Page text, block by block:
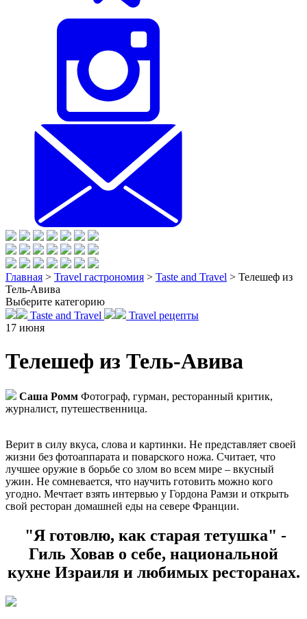
Главная > Travel гастрономия > Taste and Travel > Телешеф из
Тель-Авива
Выберите категорию
Taste and Travel
Travel рецепты
17 июня
Телешеф из Тель-Авива
Саша Ромм Фотограф, гурман, ресторанный критик,
журналист, путешественница.
Верит в силу вкуса, слова и картинки. Не представляет своей
жизни без фотоаппарата и поварского ножа. Считает, что
лучшее оружие в борьбе со злом во всем мире – вкусный
ужин. Не сомневается, что научить готовить можно кого
угодно. Мечтает взять интервью у Гордона Рамзи и открыть
свой ресторан домашней еды на севере Франции.
"Я готовлю, как старая тетушка" -
Гиль Ховав о себе, национальной
кухне Израиля и любимых ресторанах.